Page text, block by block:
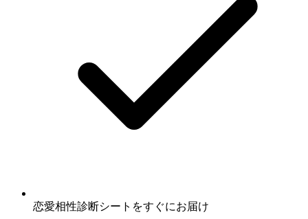
恋愛相性診断シート をすぐにお届け